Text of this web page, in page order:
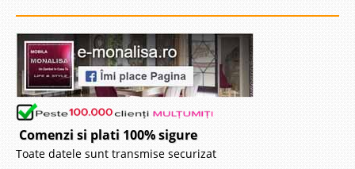
Comenzi si plati 100% sigure
Toate datele sunt transmise securizat